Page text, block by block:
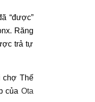
“được”
Răng
trả tự
chợ Thế
của Ota